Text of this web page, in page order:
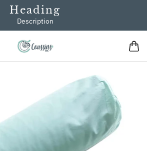
Heading
Description